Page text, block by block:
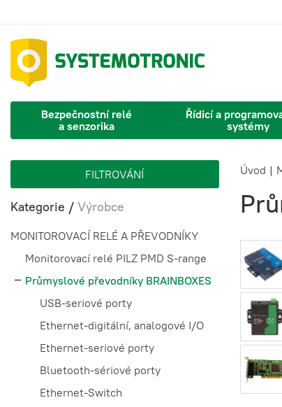
Bezpečnostní relé
a senzorika
Řídicí a
systémy
FILTROVÁNÍ
Kategorie / Výrobce
MONITOROVACÍ RELÉ A PŘEVODNÍKY
Monitorovací relé PILZ PMD S-range
Průmyslové převodníky BRAINBOXES
USB-seriové porty
Ethernet-digitální, analogové I/O
Ethernet-seriové porty
Bluetooth-sériové porty
Ethernet-Switch
Úvod |